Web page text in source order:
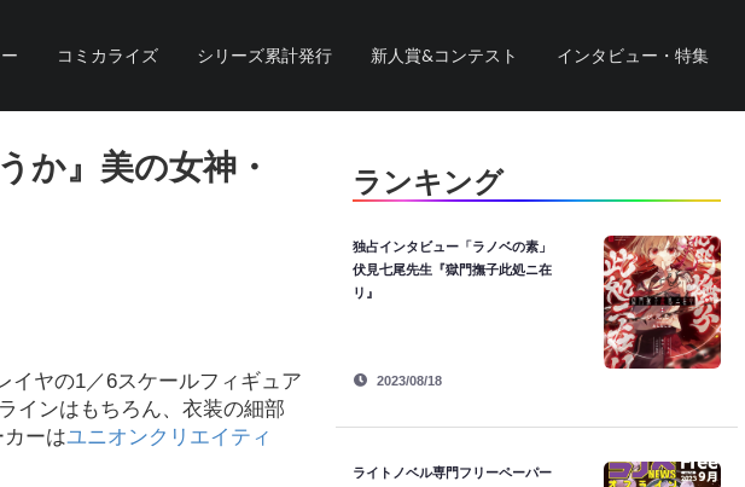
コミカライズ シリーズ累計発行 新人賞&コンテスト インタビュー・特集
か』美の女神・
イヤの1／6スケールフィギュア
インはもちろん、衣装の細部
ーはユニオンクリエイティ
ランキング
独占インタビュー「ラノベの素」
伏見七尾先生『獄門撫子此処ニ在
リ』
2023/08/18
ライトノベル専門フリーペーパー